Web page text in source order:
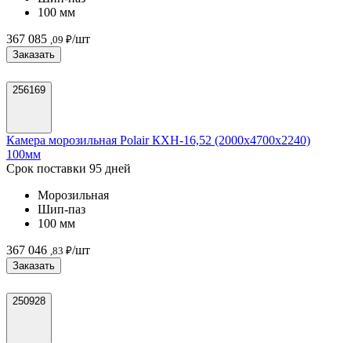
100 мм
367 085 ,09 ₽/шт
Заказать
256169
Камера морозильная Polair КХН-16,52 (2000х4700х2240)
100мм
Срок поставки 95 дней
Морозильная
Шип-паз
100 мм
367 046 ,83 ₽/шт
Заказать
250928